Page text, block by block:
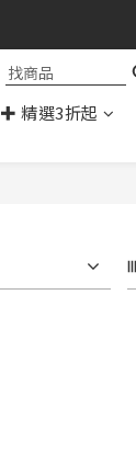
✚ 精選3折起